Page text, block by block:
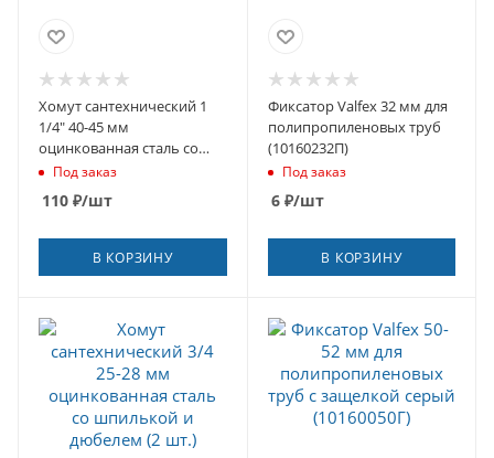
Хомут сантехнический 1
1/4" 40-45 мм
оцинкованная сталь со
шпилькой и дюбелем
Под заказ
110 ₽/шт
В КОРЗИНУ
Фиксатор Valfex 32 мм для
полипропиленовых труб
(10160232П)
Под заказ
6₽/шт
В КОРЗИНУ